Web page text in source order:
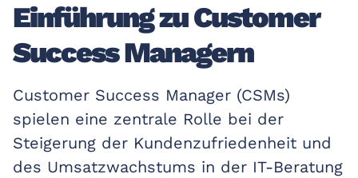
Einführung zu Customer
Success Managern
Customer Success Manager (CSMs)
spielen eine zentrale Rolle bei der
Steigerung der Kundenzufriedenheit und
des Umsatzwachstums in der IT-Beratung